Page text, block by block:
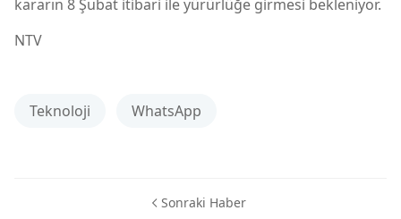
kararın 8 Şubat itibari ile yürürlüğe girmesi bekleniyor.
NTV
Teknoloji WhatsApp
Sonraki Haber